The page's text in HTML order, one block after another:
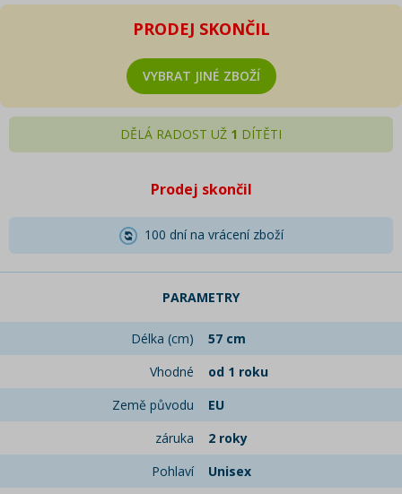
PRODEJ SKONČIL
VYBRAT JINÉ ZBOŽÍ
DĚLÁ RADOST UŽ 1 DÍTĚTI
Prodej skončil
100 dní na vrácení zboží
PARAMETRY
Délka (cm)
57 cm
Vhodné
od 1 roku
Země původu
EU
záruka
2 roky
Pohlaví
Unisex